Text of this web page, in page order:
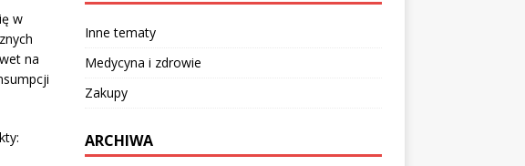
w
na
Inne tematy
Medycyna i zdrowie
Zakupy
ARCHIWA